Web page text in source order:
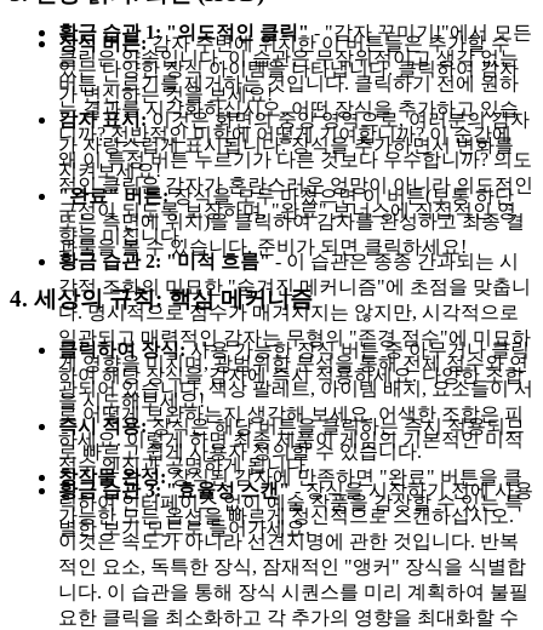
장식 버튼:감자 주변에 위치한 이 버튼들은 추가할 수
있는 다양한 장식 아이템을 나타냅니다. 클릭하여 감자
가 변신하는 것을 보세요!
감자 표시:이것은 화면의 중앙 영역으로, 여러분의 감자
가 자랑스럽게 표시됩니다. 장식을 추가하면서 변화를
지켜보세요!
"완료" 버튼:장식을 모두 마쳤으면 이 버튼(보통 하단
또는 측면에 위치)을 클릭하여 감자를 완성하고 최종 결
과물을 볼 수 있습니다. 준비가 되면 클릭하세요!
4. 세상의 규칙: 핵심 메커니즘
클릭하여 장식:사용 가능한 장식 버튼 중 아무거나 클릭
하여 해당 장식을 감자에 즉시 적용하세요. 다양한 조합
을 시도해보세요!
즉시 적용:장식은 해당 버튼을 클릭하는 즉시 적용되므
로 빠르고 쉽게 사용자 정의할 수 있습니다.
창작물 완성:장식된 감자에 만족하면 "완료" 버튼을 클
릭하여 인터페이스 없이 예술 작품을 감상할 수 있는 특
별한 보기 모드로 들어가세요.
황금 습관 1: "의도적인 클릭"- "감자 꾸미기!"에서 모든
클릭은 약속입니다. 이 습관은 무작위적이고 생각 없는
버튼 누르기를 제거하는 것입니다. 클릭하기 전에 원하
는 결과를 시각화하십시오. 어떤 장식을 추가하고 있습
니까? 전반적인 미학에 어떻게 기여합니까? 이 순간에
왜 이 특정 버튼 누르기가 다른 것보다 우수합니까? 의도
적인 클릭은 감자가 혼란스러운 엉망이 아니라 의도적인
구성이 되도록 보장하며, "완료" 보너스에 직접적인 영
향을 미칩니다.
황금 습관 2: "미적 흐름"- 이 습관은 종종 간과되는 시
각적 조화의 미묘한 "숨겨진 메커니즘"에 초점을 맞춥니
다. 명시적으로 점수가 매겨지지는 않지만, 시각적으로
일관되고 매력적인 감자는 무형의 "존경 점수"에 미묘하
게 영향을 미치며, 광범위한 분석을 통해 전체 점수와 연
관되어 있습니다. 색상 팔레트, 아이템 배치, 요소들이 서
로 어떻게 보완하는지 생각해 보세요. 어색한 조합은 피
하세요. 이렇게 하면 최종 제품이 게임의 기본적인 미적
점수 엔진과 공명하게 됩니다.
황금 습관 3: "효율성 스캔" - 장식을 시작하기 전에 사용
가능한 모든 옵션을 빠르게 정신적으로 스캔하십시오.
이것은 속도가 아니라 선견지명에 관한 것입니다. 반복
적인 요소, 독특한 장식, 잠재적인 "앵커" 장식을 식별합
니다. 이 습관을 통해 장식 시퀀스를 미리 계획하여 불필
요한 클릭을 최소화하고 각 추가의 영향을 최대화할 수